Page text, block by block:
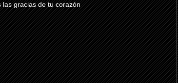
gracias de tu corazón